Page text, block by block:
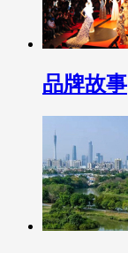
品牌故事